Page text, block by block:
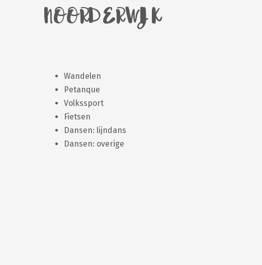
NOORDERWIJK
Wandelen
Petanque
Volkssport
Fietsen
Dansen: lijndans
Dansen: overige